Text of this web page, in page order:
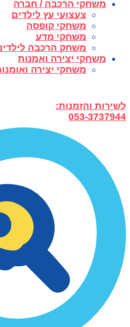
משחקי הרכבה / חברה
צעצועי עץ לילדים
משחקי קופסה
משחקי מדע
משחק הרכבה
משחקי יצירה ואמנות
משחקי יצירה
לשירות והזמנות:
053-3737944